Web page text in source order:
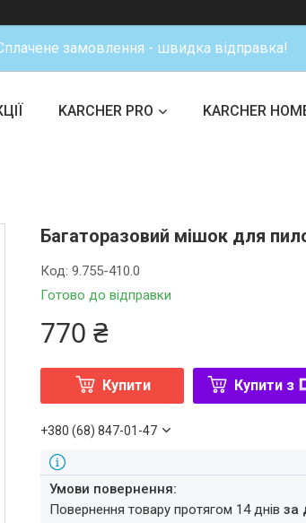
замовлення - швидка відправка!
KARCHER PRO KARCHER
Багаторазовий мішок для
Готово до відправки
Код:9.755-410.0
770 ₴
Купити Купити з
+380 (68) 847-01-47
повернення товару протягом 14 днівза